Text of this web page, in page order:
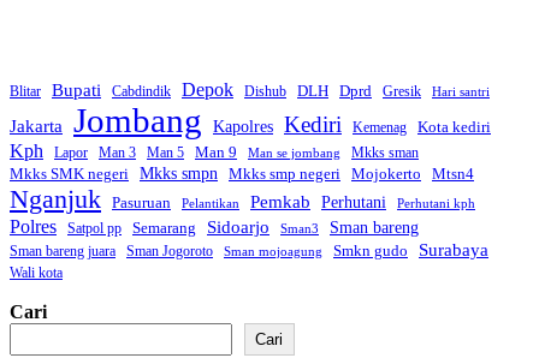
Blitar Bupati Cabdindik Depok Dishub DLH Dprd Gresik Hari santri
Jakarta Jombang Kapolres Kediri Kemenag Kota kediri
Kph Lapor Man 3 Man 5 Man 9 Man se jombang Mkks sman
Mkks SMK negeri Mkks smpn Mkks smp negeri Mojokerto Mtsn4
Nganjuk Pasuruan Pelantikan Pemkab Perhutani Perhutani kph
Polres Satpol pp Semarang Sidoarjo Sman3 Sman bareng
Sman bareng juara Sman Jogoroto Sman mojoagung Smkn gudo Surabaya
Wali kota
Cari
Cari